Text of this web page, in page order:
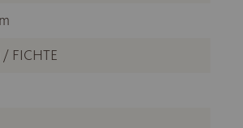
FICHTE